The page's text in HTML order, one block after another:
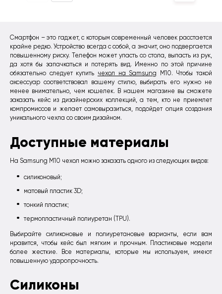
Смартфон – это гаджет, с которым современный человек расстается
крайне редко. Устройство всегда с собой, а значит, оно подвергается
повышенному риску. Телефон может упасть со стола, выпасть из рук,
да хотя бы запачкаться и потерять вид. Именно по этой причине
обязательно следует купить чехол на Samsung M10. Чтобы такой
аксессуар соответствовал вашему стилю, выбирать его нужно не
менее внимательно, чем кошелек. В нашем магазине вы сможете
заказать кейс из дизайнерских коллекций, а тем, кто не приемлет
компромиссов и желает самовыразиться, подойдет опция создания
уникального чехла со своим дизайном.
Доступные материалы
На Samsung M10 чехол можно заказать одного из следующих видов:
силиконовый;
матовый пластик 3D;
тонкий пластик;
термопластичный полиуретан (TPU).
Выбирайте силиконовые и полиуретановые варианты, если вам
нравится, чтобы кейс был мягким и прочным. Пластиковые модели
более жесткие. Все материалы, которые мы используем, имеют
повышенную ударопрочность.
Силиконы